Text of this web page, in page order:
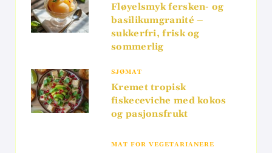
Fløyelsmyk fersken- og
basilikumgranité –
sukkerfri, frisk og
sommerlig
SJØMAT
Kremet tropisk
fiskeceviche med kokos
og pasjonsfrukt
MAT FOR VEGETARIANERE